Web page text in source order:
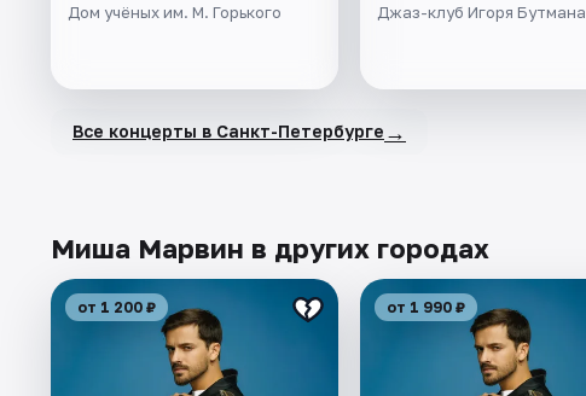
Дом учёных им. М. Горького Джаз-клуб Игоря Бутмана
Все концерты в Санкт-Петербурге →
Миша Марвин в других городах
от 1 200 ₽ от 1 990 ₽